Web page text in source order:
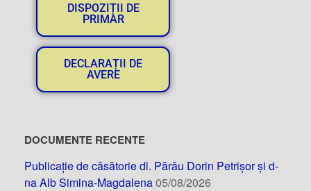
DISPOZIȚII DE
PRIMAR
DECLARAȚII DE
AVERE
DOCUMENTE RECENTE
Publicație de căsătorie dl. Părău Dorin Petrișor și d-
na Alb Simina-Magdalena05/08/2026